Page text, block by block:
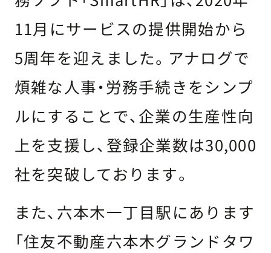
11月にサービスの提供開始から
5周年を迎えました。アナログで
煩雑な人事・労務手続きをシンプ
ルにすることで、企業の生産性向
上を支援し、登録企業数は30,000
社を突破しております。
また、六本木一丁目駅にあります
「住友不動産六本木グランドタワ